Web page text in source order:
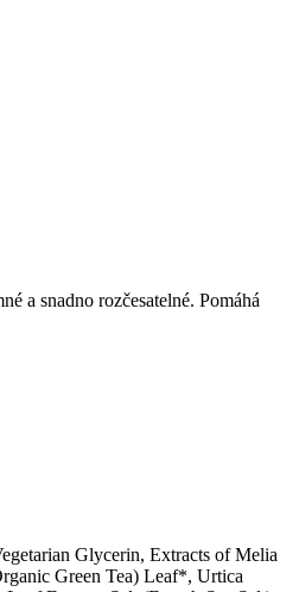
a snadno rozčesatelné. Pomáhá
Glycerin, Extracts of Melia
Green Tea) Leaf*, Urtica